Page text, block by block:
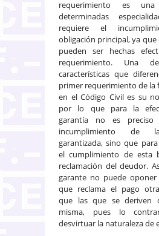
requerimiento es
determinadas
requiere el
obligación principal, ya que
pueden ser hechas
requerimiento. Una
características que
primer requerimiento de la
en el Código Civil es su
por lo que para la
garantía no es preciso
incumplimiento de
garantizada, sino que
el cumplimiento de esta
reclamación del deudor.
garante no puede oponer
que reclama el pago
que las que se deriven
misma, pues lo
desvirtuar la naturaleza de